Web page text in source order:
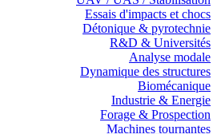
Essais d'impacts et chocs
Détonique & pyrotechnie
R&D & Universités
Analyse modale
Dynamique des structures
Biomécanique
Industrie & Energie
Forage & Prospection
Machines tournantes